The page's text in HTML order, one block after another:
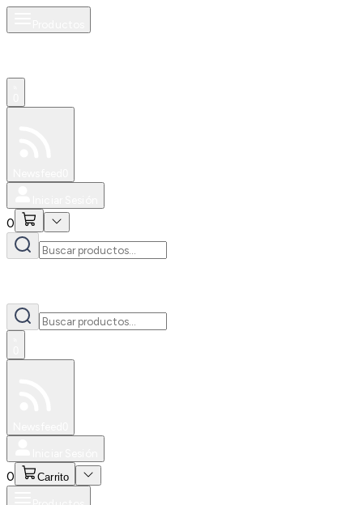
0
0 Carrito